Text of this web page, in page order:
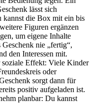
lässt sich
kannst die Box mit ein bis
Figuren ergänzen
um eigene Inhalte
nie „fertig“,
den Interessen mit.
soziale Effekt: Viele Kinder
oder
sorgt dann für
positiv aufgeladen ist.
planbar: Du kannst